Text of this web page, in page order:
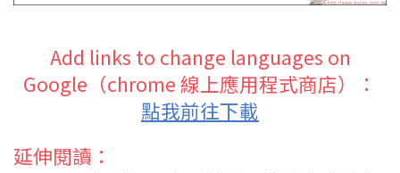
Add links to change languages on
Google（chrome 線上應用程式商店）：
點我前往下載
延伸閱讀：